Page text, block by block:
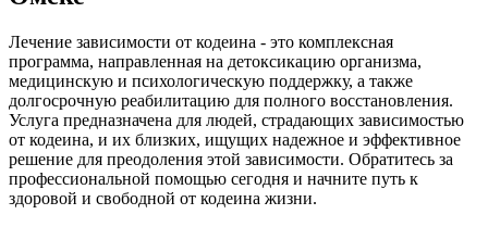
Лечение зависимости от кодеина - это комплексная
программа, направленная на детоксикацию организма,
медицинскую и психологическую поддержку, а также
долгосрочную реабилитацию для полного восстановления.
Услуга предназначена для людей, страдающих зависимостью
от кодеина, и их близких, ищущих надежное и эффективное
решение для преодоления этой зависимости. Обратитесь за
профессиональной помощью сегодня и начните путь к
здоровой и свободной от кодеина жизни.